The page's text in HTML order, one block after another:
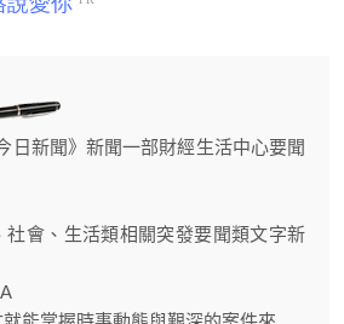
日新聞》新聞一部財經生活中心要聞
社會、生活類相關突發要聞類文字新